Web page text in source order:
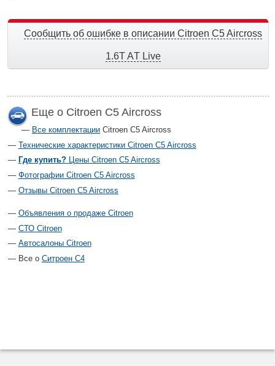
Сообщить об ошибке в описании Citroen C5 Aircross
1.6T AТ Live
Еще о Citroen C5 Aircross
Все комплектации Citroen C5 Aircross
Технические характеристики Citroen C5 Aircross
Где купить?Цены Citroen C5 Aircross
Фотографии Citroen C5 Aircross
Отзывы Citroen C5 Aircross
Объявления о продаже Citroen
СТО Citroen
Автосалоны Citroen
Все о Ситроен С4